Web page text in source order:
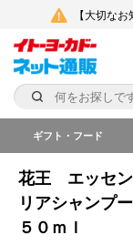
【大切な
ギフト・フード
花王 エッセ
リアシャンプ
５０ｍｌ